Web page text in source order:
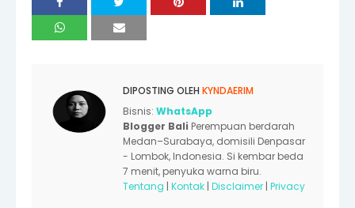
DIPOSTING OLEH KYNDAERIM
Bisnis: WhatsApp
Blogger Bali Perempuan berdarah
Medan–Surabaya, domisili Denpasar
- Lombok, Indonesia. Si kembar beda
7 menit, penyuka warna biru.
Tentang | Kontak | Disclaimer | Privacy